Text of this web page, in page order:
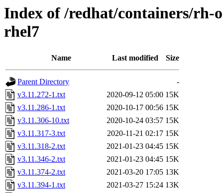
Index of /redhat/containers/rh-
rhel7
Name Last modified Size
Parent Directory
-
v3.11.272-1.txt
2020-09-12 05:00 15K
v3.11.286-1.txt
2020-10-17 00:56 15K
v3.11.306-10.txt
2020-10-24 03:57 15K
v3.11.317-3.txt
2020-11-21 02:17 15K
v3.11.318-2.txt
2021-01-23 04:45 15K
v3.11.346-2.txt
2021-01-23 04:45 15K
v3.11.374-2.txt
2021-03-20 17:05 13K
v3.11.394-1.txt
2021-03-27 15:24 13K